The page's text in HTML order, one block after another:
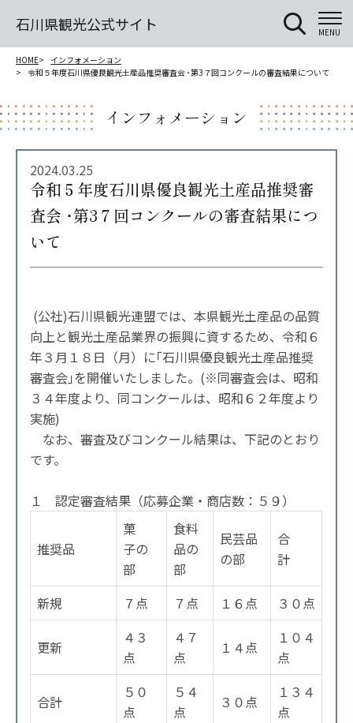
石川県観光公式サイト MENU
HOME
インフォメーション
令和５年度石川県優良観光土産品推奨審査会 ･第3７回コンクールの審査結果について
インフォメーション
令和５年度石川県優良観光土産品推奨審
査会 ･第3７回コンクールの審査結果につ
いて
2024.03.25
(公社)石川県観光連盟では、本県観光土産品の品質
向上と観光土産品業界の振興に資するため、令和６
年３月１８日（月）に｢石川県優良観光土産品推奨
審査会｣を開催いたしました。(※同審査会は、昭和
３４年度より、同コンクールは、昭和６２年度より
実施)
なお、審査及びコンクール結果は、下記のとおり
です。
１ 認定審査結果（応募企業・商店数：５９）
推奨品
菓
子の
部
食料
品の
部
民芸品
の部
合
計
新規 ７点 ７点 １６点 ３０点
更新
４３
点
４７
点
１４点
１０４
点
合計
５０
点
５４
点
３０点
１３４
点